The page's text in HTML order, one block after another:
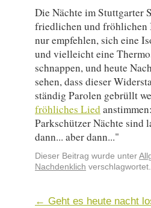
Die Nächte im Stuttgarter
friedlichen und fröhlichen
nur empfehlen, sich eine
und vielleicht eine
schnappen, und heute
sehen, dass dieser
ständig Parolen gebrüllt
fröhliches Lied
Parkschützer Nächte sind
dann... aber dann..."
Dieser Beitrag wurde unter
Nachdenklich
← Geht es heute nacht